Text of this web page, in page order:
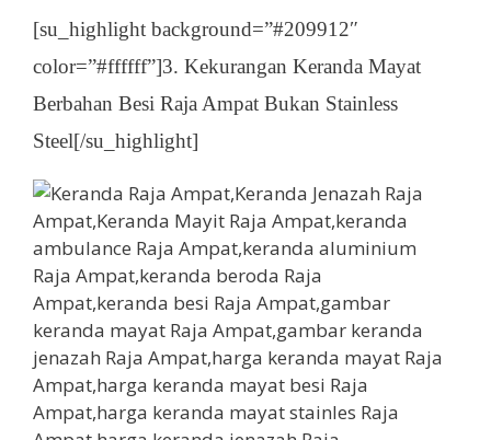
[su_highlight background=”#209912″
color=”#ffffff”]3. Kekurangan Keranda Mayat
Berbahan Besi Raja Ampat Bukan Stainless
Steel[/su_highlight]